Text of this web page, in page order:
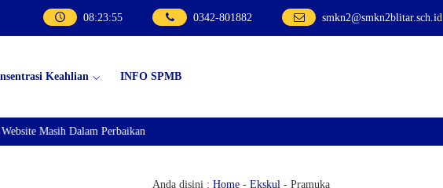
08:23:55 0342-801882 smkn2@smkn2blitar.sch.id
Keahlian INFO SPMB
Masih Dalam Perbaikan
Anda disini : Home - Ekskul - Pramuka